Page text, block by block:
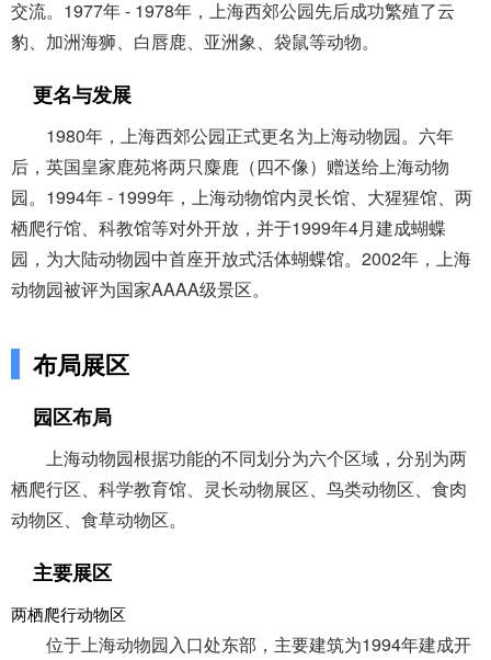
交流。1977年 - 1978年，上海西郊公园先后成功繁殖了云
豹、加洲海狮、白唇鹿、亚洲象、袋鼠等动物。
更名与发展
1980年，上海西郊公园正式更名为上海动物园。六年
后，英国皇家鹿苑将两只麋鹿（四不像）赠送给上海动物
园。1994年 - 1999年，上海动物馆内灵长馆、大猩猩馆、两
栖爬行馆、科教馆等对外开放，并于1999年4月建成蝴蝶
园，为大陆动物园中首座开放式活体蝴蝶馆。2002年，上海
动物园被评为国家AAAA级景区。
布局展区
园区布局
上海动物园根据功能的不同划分为六个区域，分别为两
栖爬行区、科学教育馆、灵长动物展区、鸟类动物区、食肉
动物区、食草动物区。
主要展区
两栖爬行动物区
位于上海动物园入口处东部，主要建筑为1994年建成开